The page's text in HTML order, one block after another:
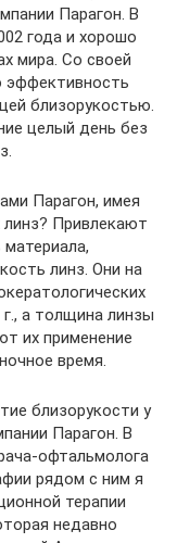
Парагон. В
года и хорошо
мира. Со своей
эффективность
близорукостью.
целый день без
Парагон, имея
Привлекают
линз. Они на
г., а толщина линзы
их применение
время.
близорукости у
Парагон. В
офтальмолога
рядом с ним я
терапии
недавно